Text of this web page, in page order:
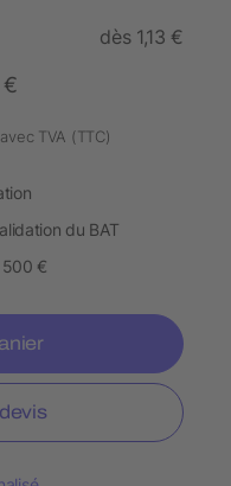
dès 1,13 €
€
avec TVA (TTC)
du BAT
€